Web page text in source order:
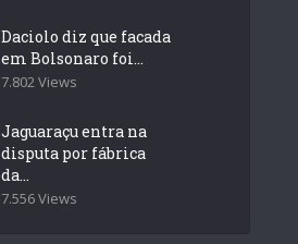
Daciolo diz que facada
em Bolsonaro foi...
7.802 Views
Jaguaraçu entra na
disputa por fábrica
da...
7.556 Views